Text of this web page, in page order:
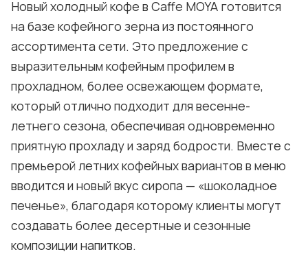
Новый холодный кофе в Caffe MOYA готовится
на базе кофейного зерна из постоянного
ассортимента сети. Это предложение с
выразительным кофейным профилем в
прохладном, более освежающем формате,
который отлично подходит для весенне-
летнего сезона, обеспечивая одновременно
приятную прохладу и заряд бодрости. Вместе с
премьерой летних кофейных вариантов в меню
вводится и новый вкус сиропа — «шоколадное
печенье», благодаря которому клиенты могут
создавать более десертные и сезонные
композиции напитков.